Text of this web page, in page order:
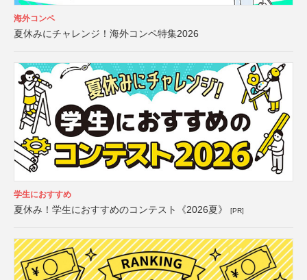
海外コンペ
夏休みにチャレンジ！海外コンペ特集2026
学生におすすめ
夏休み！学生におすすめのコンテスト《2026夏》 [PR]